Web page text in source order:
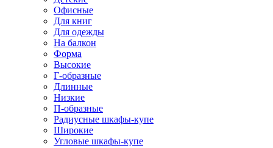
Офисные
Для книг
Для одежды
На балкон
Форма
Высокие
Г-образные
Длинные
Низкие
П-образные
Радиусные шкафы-купе
Широкие
Угловые шкафы-купе